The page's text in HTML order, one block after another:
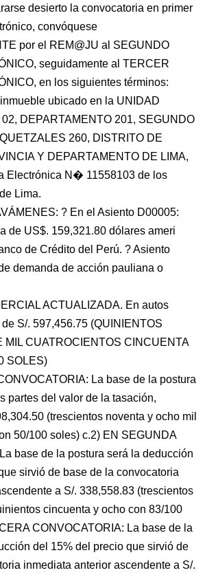
desierto la convocatoria en primer
convóquese
por el REM@JU al SEGUNDO
seguidamente al TERCER
en los siguientes términos:
ubicado en la UNIDAD
DEPARTAMENTO 201, SEGUNDO
260, DISTRITO DE
Y DEPARTAMENTO DE LIMA,
Electrónica N� 11558103 de los
Lima.
? En el Asiento D00005:
de US$. 159,321.80 dólares ameri
de Crédito del Perú. ? Asiento
demanda de acción pauliana o
ACTUALIZADA. En autos
S/. 597,456.75 (QUINIENTOS
MIL CUATROCIENTOS CINCUENTA
SOLES)
La base de la postura
partes del valor de la tasación,
(trescientos noventa y ocho mil
50/100 soles) c.2) EN SEGUNDA
base de la postura será la deducción
sirvió de base de la convocatoria
a S/. 338,558.83 (trescientos
cincuenta y ocho con 83/100
CONVOCATORIA: La base de la
del 15% del precio que sirvió de
inmediata anterior ascendente a S/.